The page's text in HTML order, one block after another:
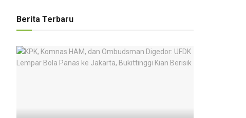
Berita Terbaru